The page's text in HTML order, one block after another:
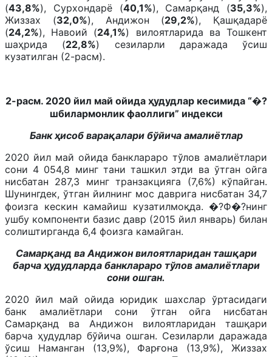
(43,8%), Сурхондарё (40,1%), Самарқанд (35,3%),
Жиззах (32,0%), Андижон (29,2%), Қашқадарё
(24,2%), Навоий (24,1%) вилоятларида ва Тошкент
шаҳрида (22,8%) сезиларли даражада ўсиш
кузатилган (2-расм).
2-расм. 2020 йил май ойида ҳудудлар кесимида “�?
шбилармонлик фаоллиги” индекси
Банк ҳисоб варақалари бўйича амалиётлар
2020 йил май ойида банклараро тўлов амалиётлари
сони 4 054,8 минг тани ташкил этди ва ўтган ойга
нисбатан 287,3 минг транзакцияга (7,6%) кўпайган.
Шунингдек, ўтган йилнинг мос даврига нисбатан 34,7
фоизга кескин камайиш кузатилмоқда. �?Ф�?нинг
ушбу компоненти базис давр (2015 йил январь) билан
солиштирганда 6,4 фоизга камайган.
Самарқанд ва Андижон вилоятларидан ташқари
барча ҳудудларда банклараро тўлов амалиётлари
сони ошган.
2020 йил май ойида юридик шахслар ўртасидаги
банк амалиётлари сони ўтган ойга нисбатан
Самарқанд ва Андижон вилоятларидан ташқари
барча ҳудудлар бўйича ошган. Сезиларли даражада
ўсиш Наманган (13,9%), Фарғона (13,9%), Жиззах